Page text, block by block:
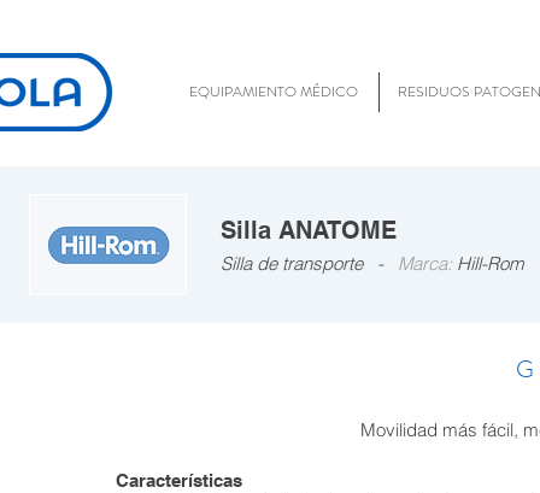
EQUIPAMIENTO MÉDICO RESIDUOS
Silla ANATOME
Silla de transporte - Marca:Hill-Rom
Movilidad más fácil,
Características